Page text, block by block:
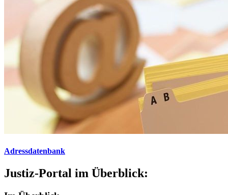
Adressdatenbank
Justiz-Portal im Überblick: